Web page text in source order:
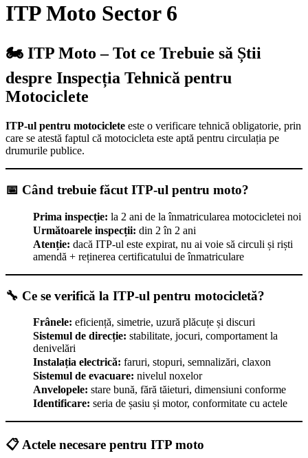
ITP Moto Sector 6
🏍️ ITP Moto – Tot ce Trebuie să Știi
despre Inspecția Tehnică pentru
Motociclete
ITP-ul pentru motociclete este o verificare tehnică obligatorie, prin
care se atestă faptul că motocicleta este aptă pentru circulația pe
drumurile publice.
📅 Când trebuie făcut ITP-ul pentru moto?
Prima inspecție: la 2 ani de la înmatricularea motocicletei noi
Următoarele inspecții: din 2 în 2 ani
Atenție: dacă ITP-ul este expirat, nu ai voie să circuli și riști
amendă + reținerea certificatului de înmatriculare
🔧 Ce se verifică la ITP-ul pentru motocicletă?
Frânele: eficiență, simetrie, uzură plăcuțe și discuri
Sistemul de direcție: stabilitate, jocuri, comportament la
denivelări
Instalația electrică: faruri, stopuri, semnalizări, claxon
Sistemul de evacuare: nivelul noxelor
Anvelopele: stare bună, fără tăieturi, dimensiuni conforme
Identificare: seria de șasiu și motor, conformitate cu actele
📋 Actele necesare pentru ITP moto